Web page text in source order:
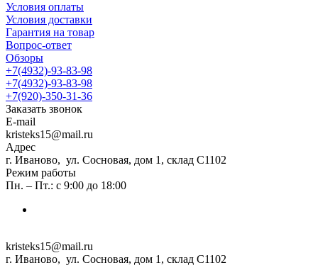
Условия оплаты
Условия доставки
Гарантия на товар
Вопрос-ответ
Обзоры
+7(4932)-93-83-98
+7(4932)-93-83-98
+7(920)-350-31-36
Заказать звонок
E-mail
kristeks15@mail.ru
Адрес
г. Иваново, ул. Сосновая, дом 1, склад С1102
Режим работы
Пн. – Пт.: с 9:00 до 18:00
kristeks15@mail.ru
г. Иваново, ул. Сосновая, дом 1, склад С1102